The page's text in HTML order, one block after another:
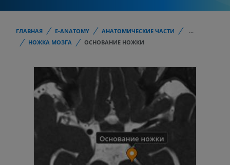
ГЛАВНАЯ E-ANATOMY АНАТОМИЧЕСКИЕ ЧАСТИ
...
НОЖКА МОЗГА
ОСНОВАНИЕ НОЖКИ